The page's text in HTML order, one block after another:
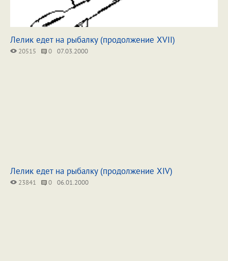
Лелик едет на рыбалку (продолжение XVII)
20515 0 07.03.2000
Лелик едет на рыбалку (продолжение XIV)
23841 0 06.01.2000